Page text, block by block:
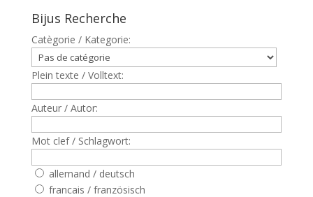
Bijus Recherche
Catègorie / Kategorie:
Plein texte / Volltext:
Auteur / Autor:
Mot clef / Schlagwort:
allemand / deutsch
francais / französisch